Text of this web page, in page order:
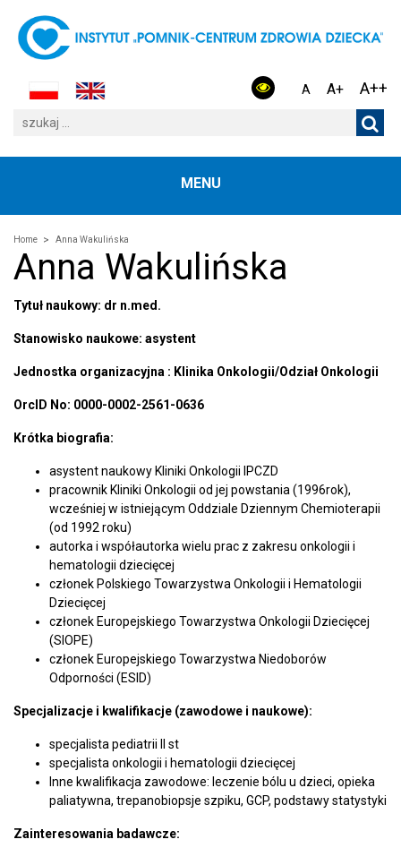
A A+ A++
MENU
Home Anna Wakulińska
Anna Wakulińska
Tytuł naukowy: dr n.med.
Stanowisko naukowe: asystent
Jednostka organizacyjna : Klinika Onkologii/Odział Onkologii
OrcID No: 0000-0002-2561-0636
Krótka biografia:
asystent naukowy Kliniki Onkologii IPCZD
pracownik Kliniki Onkologii od jej powstania (1996rok),
wcześniej w istniejącym Oddziale Dziennym Chemioterapii
(od 1992 roku)
autorka i współautorka wielu prac z zakresu onkologii i
hematologii dziecięcej
członek Polskiego Towarzystwa Onkologii i Hematologii
Dziecięcej
członek Europejskiego Towarzystwa Onkologii Dziecięcej
(SIOPE)
członek Europejskiego Towarzystwa Niedoborów
Odporności (ESID)
Specjalizacje i kwalifikacje (zawodowe i naukowe):
specjalista pediatrii II st
specjalista onkologii i hematologii dziecięcej
Inne kwalifikacja zawodowe: leczenie bólu u dzieci, opieka
paliatywna, trepanobiopsje szpiku, GCP, podstawy statystyki
Zainteresowania badawcze: